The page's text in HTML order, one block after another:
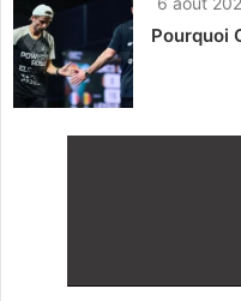
Pourquoi